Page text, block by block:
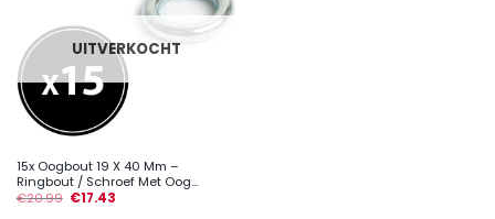
UITVERKOCHT
15x Oogbout 19 X 40 Mm –
Ringbout / Schroef Met Oog...
€20.99 €17.43